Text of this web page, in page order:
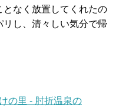
となく放置してくれたの
し、清々しい気分で帰
の里 - 肘折温泉の